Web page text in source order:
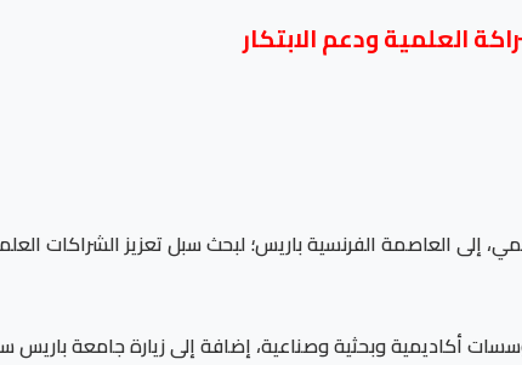
العلمية ودعم الابتكار
إلى العاصمة الفرنسية باريس؛ لبحث سبل تعزيز الشراكات
أكاديمية وبحثية وصناعية، إضافة إلى زيارة جامعة